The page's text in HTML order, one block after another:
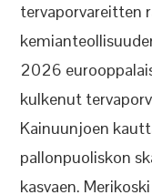
tervaporvareitten
2026
kulkenut
Kainuunjoen
pallonpuoliskon
kasvaen.